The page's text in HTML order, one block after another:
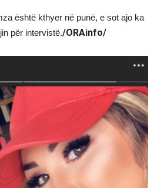
është kthyer në punë, e sot ajo ka
për intervistë./ORAinfo/